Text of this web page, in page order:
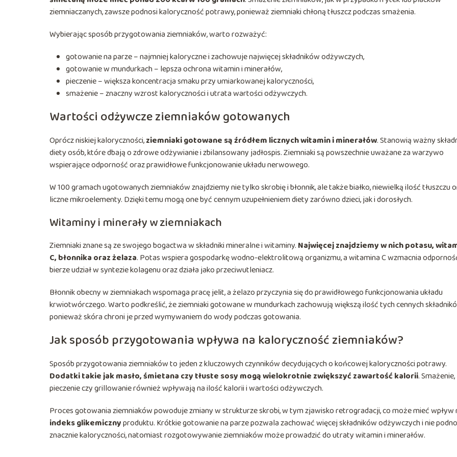
ziemniaczanych, zawsze podnosi kaloryczność potrawy, ponieważ ziemniaki chłoną tłuszcz podczas smażenia.
Wybierając sposób przygotowania ziemniaków, warto rozważyć:
gotowanie na parze – najmniej kaloryczne i zachowuje najwięcej składników odżywczych,
gotowanie w mundurkach – lepsza ochrona witamin i minerałów,
pieczenie – większa koncentracja smaku przy umiarkowanej kaloryczności,
smażenie – znaczny wzrost kaloryczności i utrata wartości odżywczych.
Wartości odżywcze ziemniaków gotowanych
Oprócz niskiej kaloryczności,ziemniaki gotowane są źródłem licznych witamin i minerałów. Stanowią ważny
diety osób, które dbają o zdrowe odżywianie i zbilansowany jadłospis. Ziemniaki są powszechnie uważane za warzywo
wspierające odporność oraz prawidłowe funkcjonowanie układu nerwowego.
W 100 gramach ugotowanych ziemniaków znajdziemy nie tylko skrobię i błonnik, ale także białko, niewielką ilość tłuszczu
liczne mikroelementy. Dzięki temu mogą one być cennym uzupełnieniem diety zarówno dzieci, jak i dorosłych.
Witaminy i minerały w ziemniakach
Ziemniaki znane są ze swojego bogactwa w składniki mineralne i witaminy. Najwięcej znajdziemy w nich potasu,
C, błonnika oraz żelaza. Potas wspiera gospodarkę wodno-elektrolitową organizmu, a witamina C wzmacnia
bierze udział w syntezie kolagenu oraz działa jako przeciwutleniacz.
Błonnik obecny w ziemniakach wspomaga pracę jelit, a żelazo przyczynia się do prawidłowego funkcjonowania układu
krwiotwórczego. Warto podkreślić, że ziemniaki gotowane w mundurkach zachowują większą ilość tych cennych
ponieważ skóra chroni je przed wymywaniem do wody podczas gotowania.
Jak sposób przygotowania wpływa na kaloryczność ziemniaków?
Sposób przygotowania ziemniaków to jeden z kluczowych czynników decydujących o końcowej kaloryczności potrawy.
Dodatki takie jak masło, śmietana czy tłuste sosy mogą wielokrotnie zwiększyć zawartość kalorii. Smażenie,
pieczenie czy grillowanie również wpływają na ilość kalorii i wartości odżywczych.
Proces gotowania ziemniaków powoduje zmiany w strukturze skrobi, w tym zjawisko retrogradacji, co może mieć wpływ
indeks glikemicznyproduktu. Krótkie gotowanie na parze pozwala zachować więcej składników odżywczych i nie
znacznie kaloryczności, natomiast rozgotowywanie ziemniaków może prowadzić do utraty witamin i minerałów.